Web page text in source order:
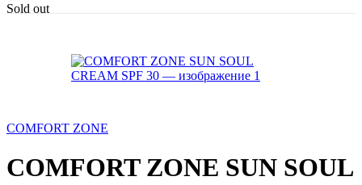
Sold out
COMFORT ZONE
COMFORT ZONE SUN SOUL